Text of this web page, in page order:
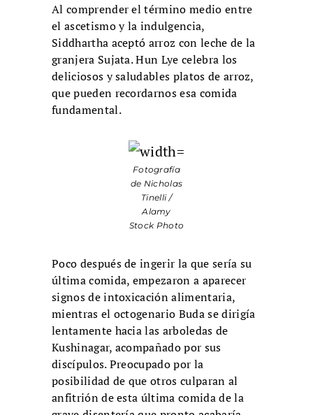
Al comprender el término medio entre
el ascetismo y la indulgencia,
Siddhartha aceptó arroz con leche de la
granjera Sujata. Hun Lye celebra los
deliciosos y saludables platos de arroz,
que pueden recordarnos esa comida
fundamental.
Fotografía
de Nicholas
Tinelli /
Alamy
Stock Photo
Poco después de ingerir la que sería su
última comida, empezaron a aparecer
signos de intoxicación alimentaria,
mientras el octogenario Buda se dirigía
lentamente hacia las arboledas de
Kushinagar, acompañado por sus
discípulos. Preocupado por la
posibilidad de que otros culparan al
anfitrión de esta última comida de la